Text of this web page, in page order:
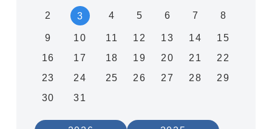
2 3 4 5 6 7 8
9 10 11 12 13 14
15
16
17 18 19 20 21
22
23
24 25 26 27 28
29
30
31